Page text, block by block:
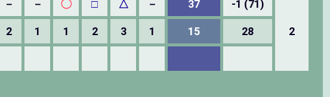
－ － ◯ □ △ － 37 -1 (71)
2
2 1 1 2 3 1 15 28